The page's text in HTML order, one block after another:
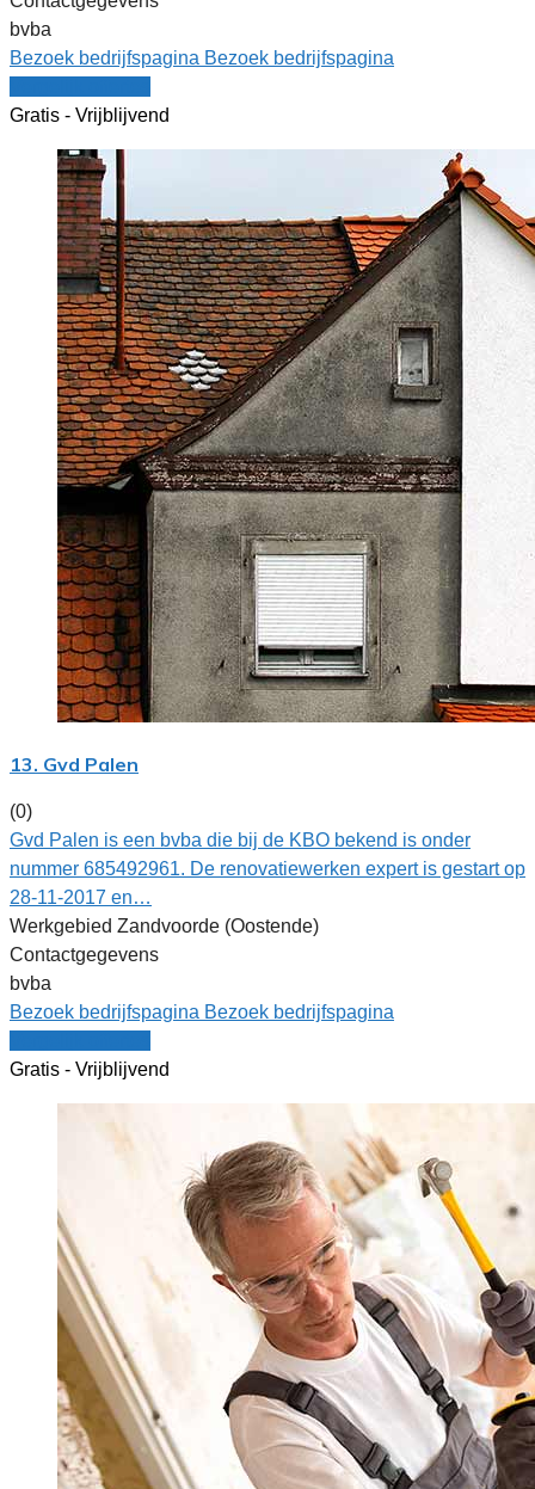
bvba
Bezoek bedrijfspagina Bezoek bedrijfspagina
Gratis - Vrijblijvend
13. Gvd Palen
(0)
Gvd Palen is een bvba die bij de KBO bekend is onder
nummer 685492961. De renovatiewerken expert is gestart op
28-11-2017 en…
Werkgebied Zandvoorde (Oostende)
Contactgegevens
bvba
Bezoek bedrijfspagina Bezoek bedrijfspagina
Gratis - Vrijblijvend